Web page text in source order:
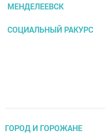
МЕНДЕЛЕЕВСК
СОЦИАЛЬНЫЙ РАКУРС
ГОРОД И ГОРОЖАНЕ